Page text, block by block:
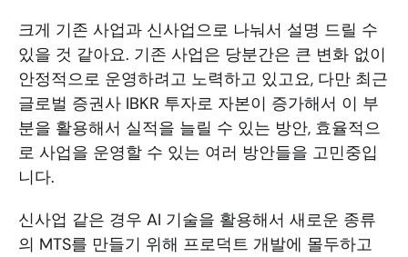
크게 기존 사업과 신사업으로 나눠서 설명 드릴 수
있을 것 같아요. 기존 사업은 당분간은 큰 변화 없이
안정적으로 운영하려고 노력하고 있고요, 다만 최근
글로벌 증권사 IBKR 투자로 자본이 증가해서 이 부
분을 활용해서 실적을 늘릴 수 있는 방안, 효율적으
로 사업을 운영할 수 있는 여러 방안들을 고민중입
니다.
신사업 같은 경우 AI 기술을 활용해서 새로운 종류
의 MTS를 만들기 위해 프로덕트 개발에 몰두하고